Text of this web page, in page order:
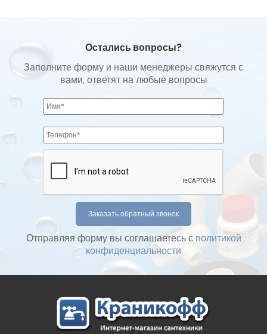
Остались вопросы?
Заполните форму и наши менеджеры свяжутся с
вами, ответят на любые вопросы
Отправляя форму вы соглашаетесь с политикой
конфиденциальности